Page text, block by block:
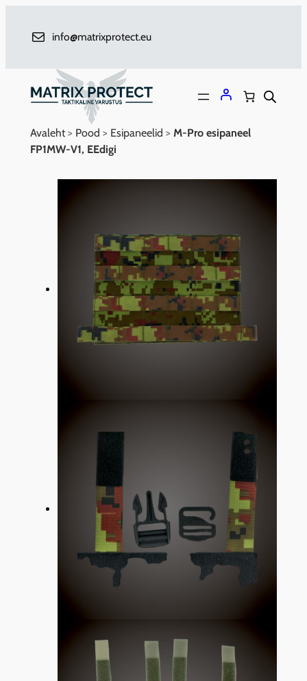
info@matrixprotect.eu
Avaleht> Pood > Esipaneelid > M-Pro esipaneel
FP1MW-V1, EEdigi